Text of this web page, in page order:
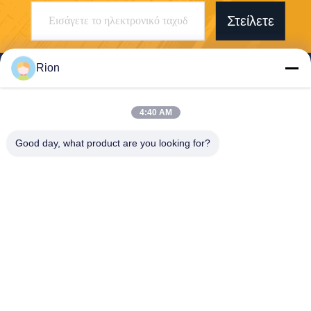
Στείλετε
Rion
4:40 AM
Good day, what product are you looking for?